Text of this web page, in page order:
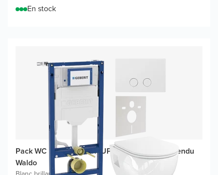
En stock
Pack WC promo Geberit UP320 avec WC suspendu
Waldo